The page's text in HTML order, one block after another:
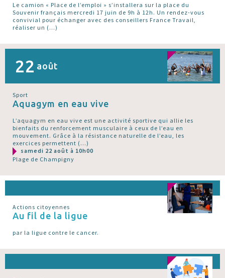
Le camion « Place de l’emploi » s’installera sur la place du
Souvenir français mercredi 17 juin de 9h à 12h. Un rendez-vous
convivial pour échanger avec des conseillers France Travail,
réaliser un (…)
22 août
Sport
Aquagym en eau vive
L’aquagym en eau vive est une activité sportive qui allie les
bienfaits du renforcement musculaire à ceux de l’eau en
mouvement. Grâce à la résistance naturelle de l’eau, les
exercices permettent (…)
samedi 22 août à 10h00
Plage de Champigny
Actions citoyennes
Au fil de la ligue
par la ligue contre le cancer.